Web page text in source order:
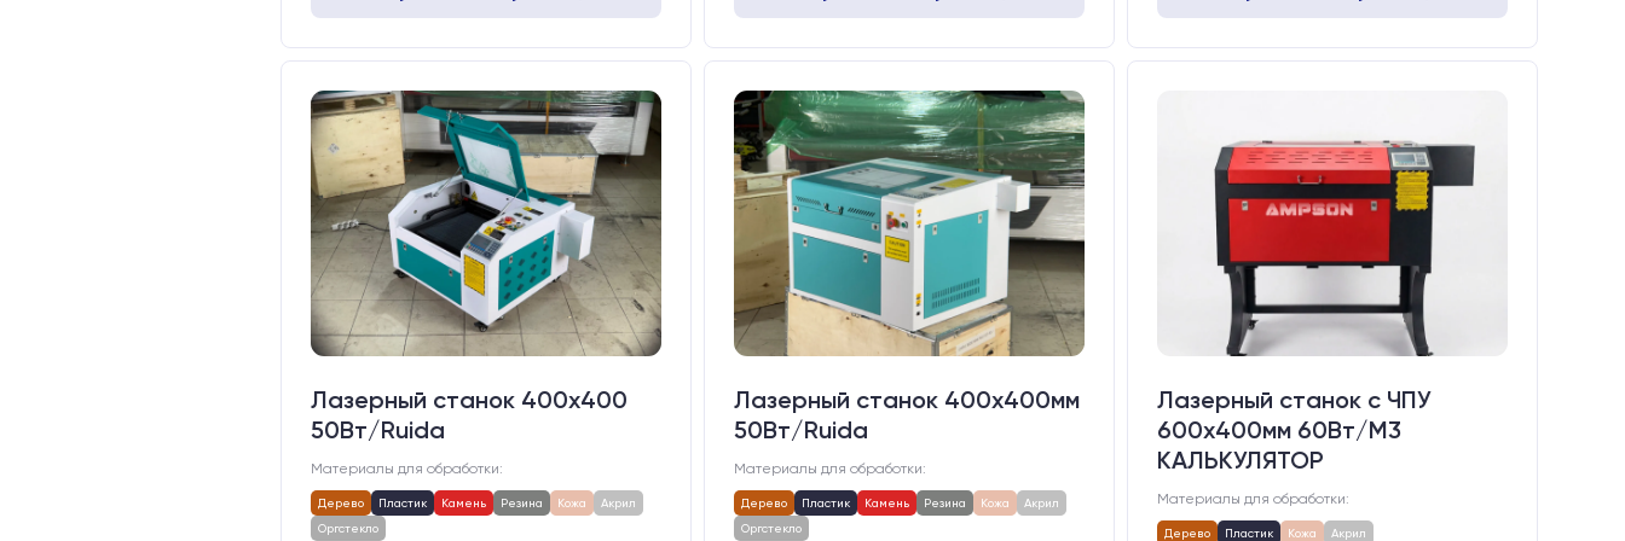
Лазерный станок 400х400
50Вт/Ruida
Материалы для обработки:
Дерево Пластик Камень Резина Кожа
Акрил
Оргстекло
Лазерный станок 400х400мм
50Вт/Ruida
Материалы для обработки:
Дерево Пластик Камень Резина Кожа
Акрил
Оргстекло
Лазерный станок c ЧПУ
600х400мм 60Вт/М3
КАЛЬКУЛЯТОР
Материалы для обработки:
Дерево Пластик Кожа Акрил